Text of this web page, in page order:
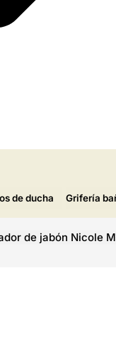
de ducha Grifería
de jabón Nicole